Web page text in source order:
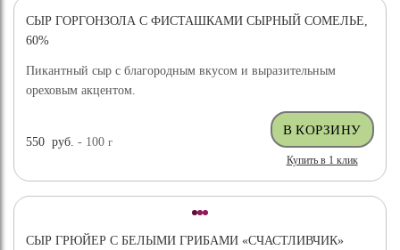
НОВИНКА
СЫР ГОРГОНЗОЛА С ФИСТАШКАМИ СЫРНЫЙ СОМЕЛЬЕ,
60%
Пикантный сыр с благородным вкусом и выразительным
ореховым акцентом.
550 руб. - 100г
Купить в 1 клик
СЫР ГРЮЙЕР С БЕЛЫМИ ГРИБАМИ «СЧАСТЛИВЧИК»